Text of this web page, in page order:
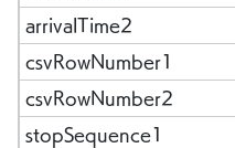
arrivalTime2
csvRowNumber1
csvRowNumber2
stopSequence1